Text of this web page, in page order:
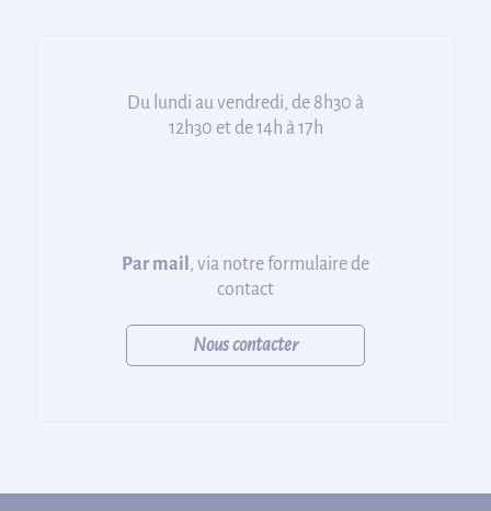
Du lundi au vendredi, de 8h30 à
12h30 et de 14h à 17h
Par mail , via notre formulaire de
contact
Nous contacter